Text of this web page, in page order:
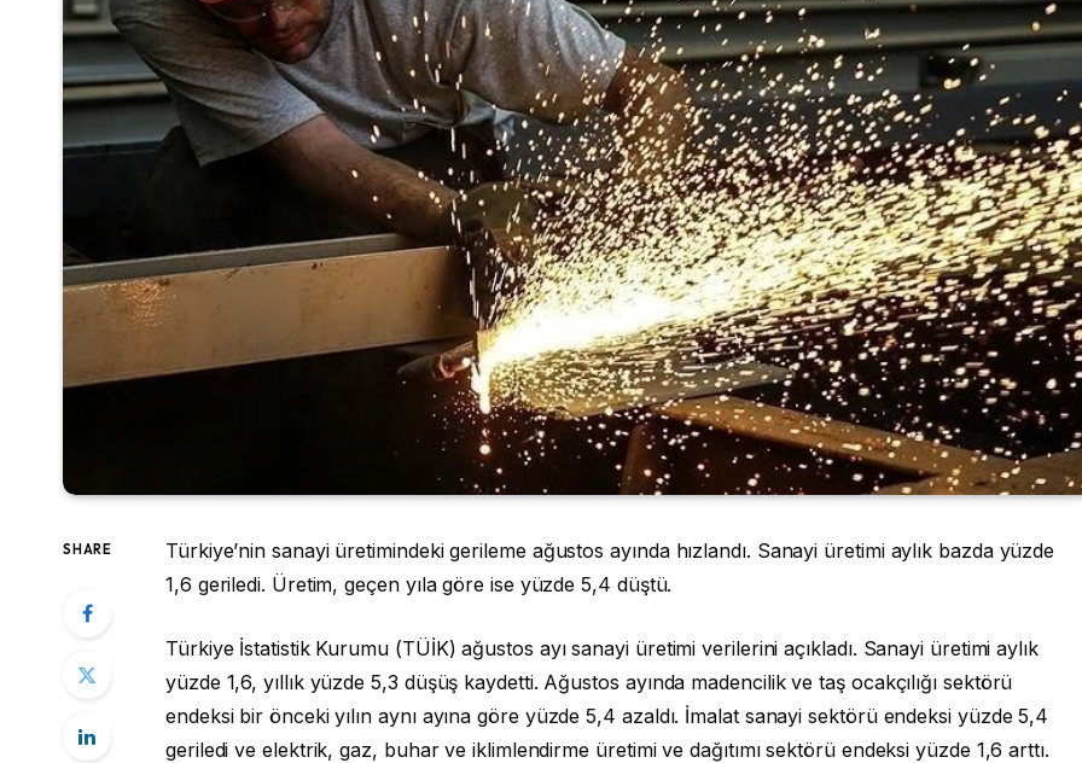
SHARE
Türkiye’nin sanayi üretimindeki gerileme ağustos ayında hızlandı. Sanayi üretimi aylık bazda yüzde
1,6 geriledi. Üretim, geçen yıla göre ise yüzde 5,4 düştü.
Türkiye İstatistik Kurumu (TÜİK) ağustos ayı sanayi üretimi verilerini açıkladı. Sanayi üretimi aylık
yüzde 1,6, yıllık yüzde 5,3 düşüş kaydetti. Ağustos ayında madencilik ve taş ocakçılığı sektörü
endeksi bir önceki yılın aynı ayına göre yüzde 5,4 azaldı. İmalat sanayi sektörü endeksi yüzde 5,4
geriledi ve elektrik, gaz, buhar ve iklimlendirme üretimi ve dağıtımı sektörü endeksi yüzde 1,6 arttı.